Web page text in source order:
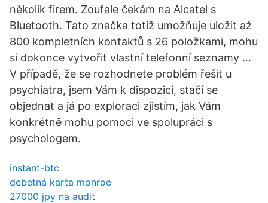
několik firem. Zoufale čekám na Alcatel s
Bluetooth. Tato značka totiž umožňuje uložit až
800 kompletních kontaktů s 26 položkami, mohu
si dokonce vytvořit vlastní telefonní seznamy …
V případě, že se rozhodnete problém řešit u
psychiatra, jsem Vám k dispozici, stačí se
objednat a já po exploraci zjistím, jak Vám
konkrétně mohu pomoci ve spolupráci s
psychologem.
instant-btc
debetná karta monroe
27000 jpy na audit